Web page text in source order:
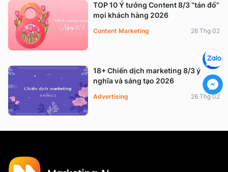
TOP 10 Ý tưởng Content 8/3 “tán đổ”
mọi khách hàng 2026
Content Marketing 26 Thg 02
18+ Chiến dịch marketing 8/3 ý
nghĩa và sáng tạo 2026
Advertising 26 Thg 02